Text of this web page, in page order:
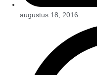
augustus 18, 2016